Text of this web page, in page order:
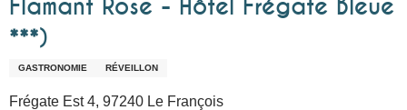
Flamant Rose - Hôtel Frégate Bleue
***)
GASTRONOMIE RÉVEILLON
Frégate Est 4, 97240 Le François